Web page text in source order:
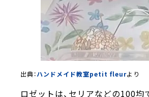
出典：ハンドメイド教室petit fleurより
ロゼットは、セリアなどの100